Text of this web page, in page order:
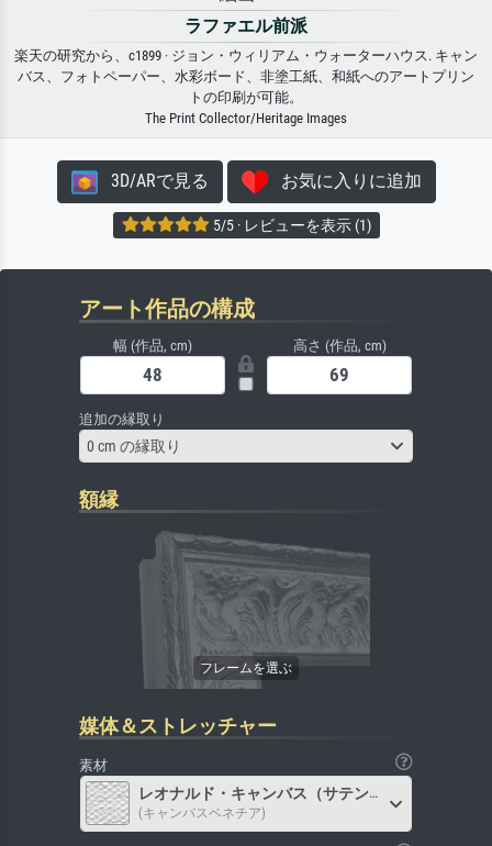
ラファエル前派
楽天の研究から、c1899 · ジョン・ウィリアム・ウォーターハウス. キャン
バス、フォトペーパー、水彩ボード、非塗工紙、和紙へのアートプリン
トの印刷が可能。
The Print Collector/Heritage Images
3D/ARで見る お気に入りに追加
5/5 · レビューを表示 (1)
アート作品の構成
幅 (作品, cm) 高さ (作品, cm)
追加の縁取り
0 cm の縁取り
額縁
媒体＆ストレッチャー
素材
レオナルド・キャンバス（サテン）
(キャンバスベネチア)